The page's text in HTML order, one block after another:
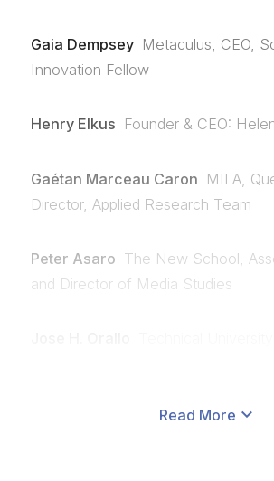
Gaia Dempsey Metaculus, CEO,
Innovation Fellow
Henry Elkus Founder & CEO:
Gaétan Marceau Caron MILA,
Director, Applied Research Team
Peter Asaro The New School,
and Director of Media Studies
Read More